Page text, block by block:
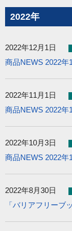
2022年
2022年12月1日
商品NEWS 2022年
2022年11月1日
商品NEWS 2022年
2022年10月3日
商品NEWS 2022年
2022年8月30日
「バリアフリー